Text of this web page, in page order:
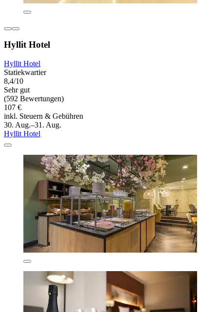
Hyllit Hotel
Hyllit Hotel
Statiekwartier
8,4/10
Sehr gut
(592 Bewertungen)
107 €
inkl. Steuern & Gebühren
30. Aug.–31. Aug.
Hyllit Hotel